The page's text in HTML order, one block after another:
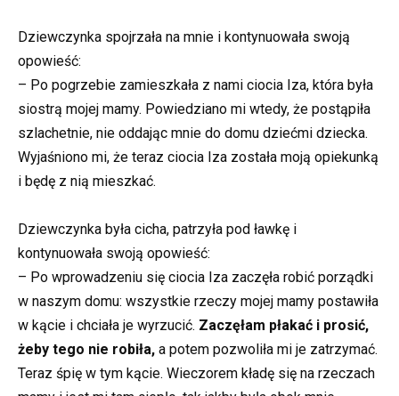
Dziewczynka spojrzała na mnie i kontynuowała swoją
opowieść:
– Po pogrzebie zamieszkała z nami ciocia Iza, która była
siostrą mojej mamy. Powiedziano mi wtedy, że postąpiła
szlachetnie, nie oddając mnie do domu dziećmi dziecka.
Wyjaśniono mi, że teraz ciocia Iza została moją opiekunką
i będę z nią mieszkać.
Dziewczynka była cicha, patrzyła pod ławkę i
kontynuowała swoją opowieść:
– Po wprowadzeniu się ciocia Iza zaczęła robić porządki
w naszym domu: wszystkie rzeczy mojej mamy postawiła
w kącie i chciała je wyrzucić. Zaczęłam płakać i prosić,
żeby tego nie robiła, a potem pozwoliła mi je zatrzymać.
Teraz śpię w tym kącie. Wieczorem kładę się na rzeczach